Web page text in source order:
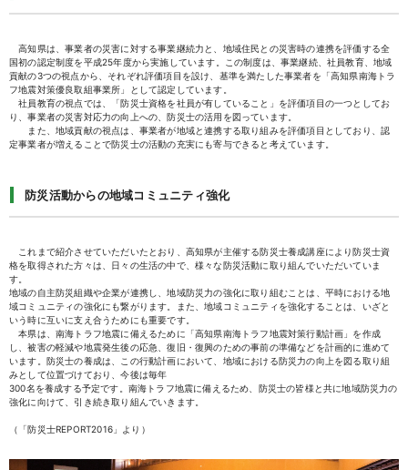
高知県は、事業者の災害に対する事業継続力と、地域住民との災害時の連携を評価する全
国初の認定制度を平成25年度から実施しています。この制度は、事業継続、社員教育、地域
貢献の3つの視点から、それぞれ評価項目を設け、基準を満たした事業者を「高知県南海トラ
フ地震対策優良取組事業所」として認定しています。
社員教育の視点では、「防災士資格を社員が有していること」を評価項目の一つとしてお
り、事業者の災害対応力の向上への、防災士の活用を図っています。
また、地域貢献の視点は、事業者が地域と連携する取り組みを評価項目としており、認
定事業者が増えることで防災士の活動の充実にも寄与できると考えています。
防災活動からの地域コミュニティ強化
これまで紹介させていただいたとおり、高知県が主催する防災士養成講座により防災士資
格を取得された方々は、日々の生活の中で、様々な防災活動に取り組んでいただいていま
す。
地域の自主防災組織や企業が連携し、地域防災力の強化に取り組むことは、平時における地
域コミュニティの強化にも繋がります。また、地域コミュニティを強化することは、いざと
いう時に互いに支え合うためにも重要です。
本県は、南海トラフ地震に備えるために「高知県南海トラフ地震対策行動計画」を作成
し、被害の軽減や地震発生後の応急、復旧・復興のための事前の準備などを計画的に進めて
います。防災士の養成は、この行動計画において、地域における防災力の向上を図る取り組
みとして位置づけており、今後は毎年
300名を養成する予定です。南海トラフ地震に備えるため、防災士の皆様と共に地域防災力の
強化に向けて、引き続き取り組んでいきます。
（「防災士REPORT2016」より）